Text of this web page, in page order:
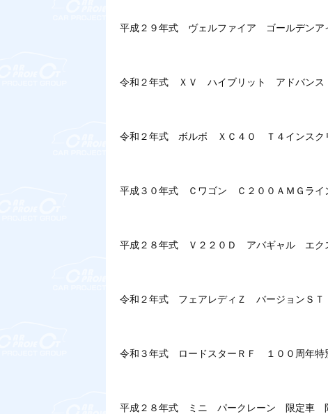
平成２９年式 ヴェルファイア ゴールデン
令和２年式 ＸＶ ハイブリット アドバン
令和２年式 ボルボ ＸＣ４０ Ｔ４インスク
平成３０年式 Ｃワゴン Ｃ２００ＡＭＧラ
平成２８年式 Ｖ２２０Ｄ アバギャル エ
令和２年式 フェアレディＺ バージョンＳ
令和３年式 ロードスターＲＦ １００周年
平成２８年式 ミニ パークレーン 限定車